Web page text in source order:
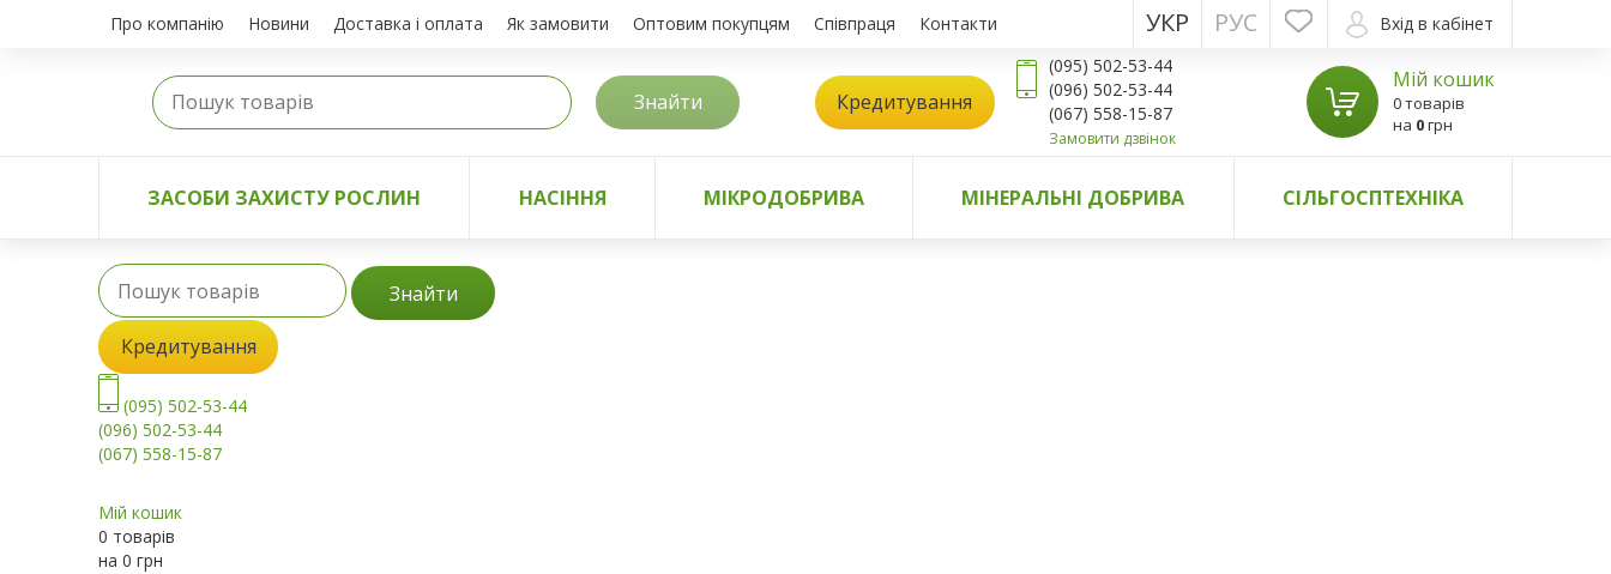
Про компанію Новини Доставка і оплата Як замовити Оптовим покупцям Співпраця Контакти Вхід в кабінет
РУС
УКР
Знайти Кредитування
(095) 502-53-44
(096) 502-53-44
(067) 558-15-87
Замовити дзвінок
Мій кошик
0 товарів
на 0грн
ЗАСОБИ ЗАХИСТУ РОСЛИН НАСІННЯ МІКРОДОБРИВА МІНЕРАЛЬНІ ДОБРИВА СІЛЬГОСПТЕХНІКА
Знайти
Кредитування
(095) 502-53-44
(096) 502-53-44
(067) 558-15-87
Мій кошик
0 товарів
на 0 грн